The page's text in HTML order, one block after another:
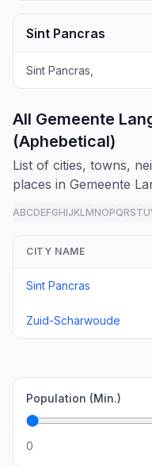
Sint Pancras
Sint Pancras,
All Gemeente
(Aphebetical)
List of cities, towns,
places in Gemeente
ABCDEFGHIJKLMNOPQRSTU
CITY NAME
Sint Pancras
Zuid-Scharwoude
Population (Min.)
0